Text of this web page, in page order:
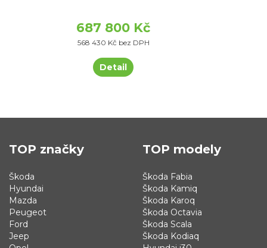
687 800 Kč
568 430 Kč bez DPH
Detail
TOP značky
Škoda
Hyundai
Mazda
Peugeot
Ford
Jeep
TOP modely
Škoda Fabia
Škoda Kamiq
Škoda Karoq
Škoda Octavia
Škoda Scala
Škoda Kodiaq